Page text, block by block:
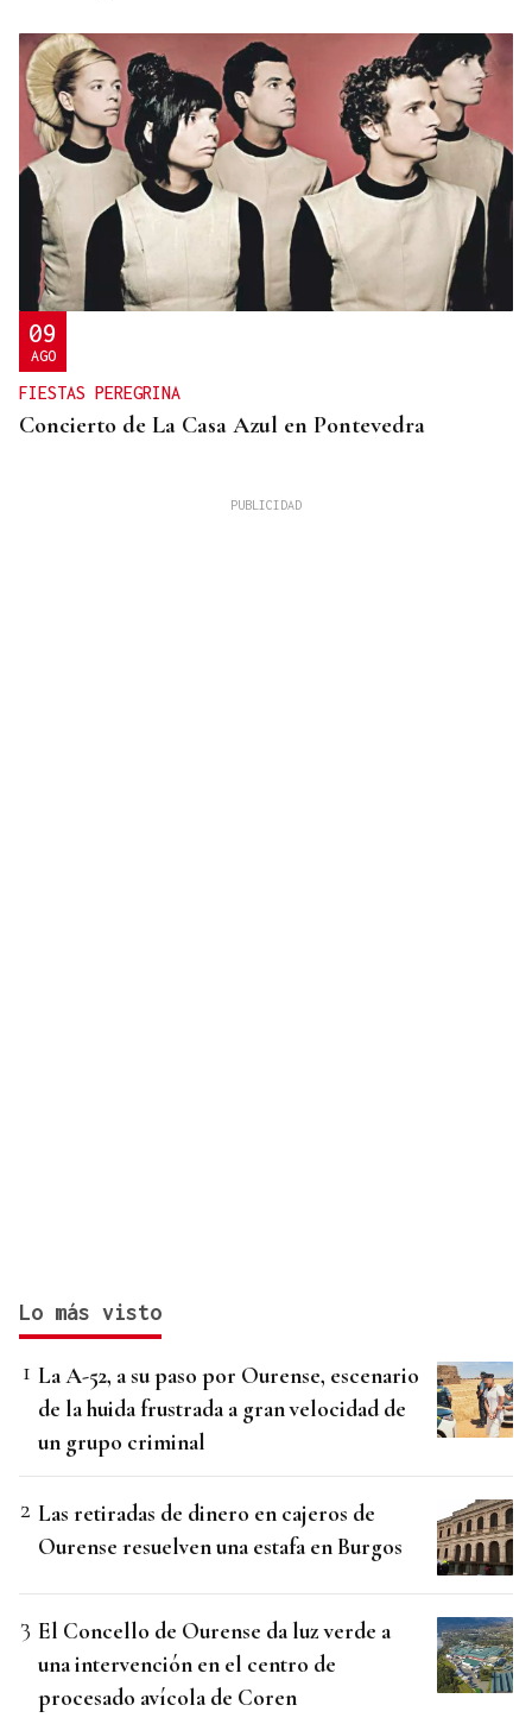
09
AGO
FIESTAS PEREGRINA
Concierto de La Casa Azul en Pontevedra
Lo más visto
La A-52, a su paso por Ourense, escenario
de la huida frustrada a gran velocidad de
un grupo criminal
Las retiradas de dinero en cajeros de
Ourense resuelven una estafa en Burgos
El Concello de Ourense da luz verde a
una intervención en el centro de
procesado avícola de Coren